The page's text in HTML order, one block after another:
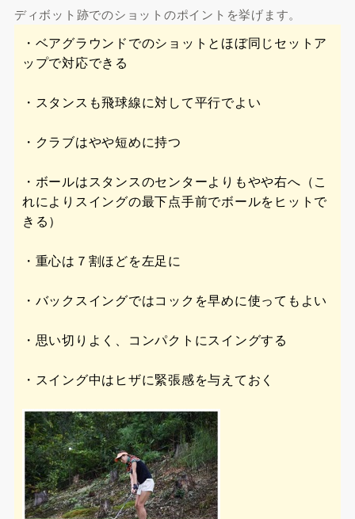
ディボット跡でのショットのポイントを挙げます。
・ベアグラウンドでのショットとほぼ同じセットア
ップで対応できる
・スタンスも飛球線に対して平行でよい
・クラブはやや短めに持つ
・ボールはスタンスのセンターよりもやや右へ（こ
れによりスイングの最下点手前でボールをヒットで
きる）
・重心は７割ほどを左足に
・バックスイングではコックを早めに使ってもよい
・思い切りよく、コンパクトにスイングする
・スイング中はヒザに緊張感を与えておく